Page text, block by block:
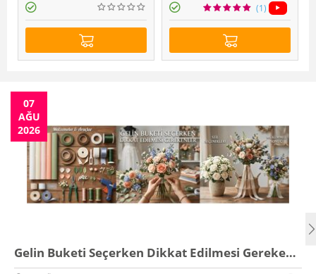
(1)
07
AĞU
2026
Gelin Buketi Seçerken Dikkat Edilmesi Gerekenler